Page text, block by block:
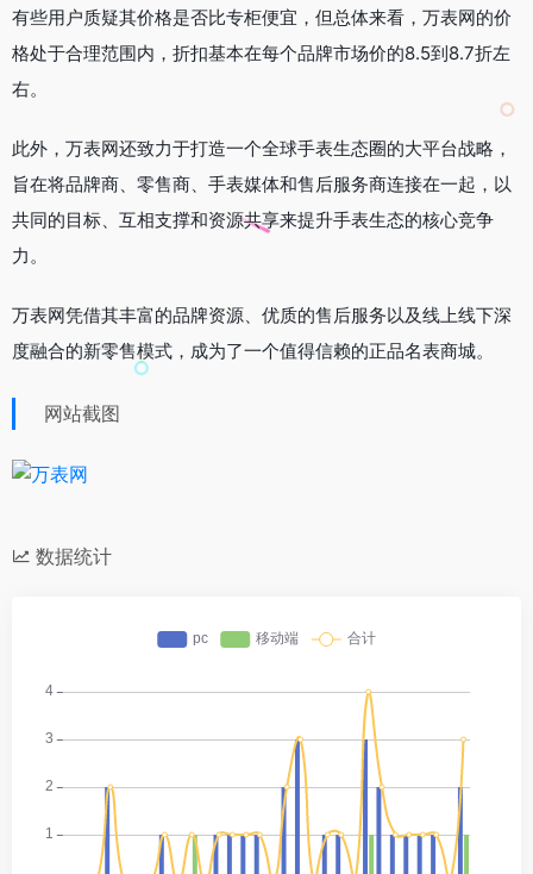
有些用户质疑其价格是否比专柜便宜，但总体来看，万表网的价
格处于合理范围内，折扣基本在每个品牌市场价的8.5到8.7折左
右。
此外，万表网还致力于打造一个全球手表生态圈的大平台战略，
旨在将品牌商、零售商、手表媒体和售后服务商连接在一起，以
共同的目标、互相支撑和资源共享来提升手表生态的核心竞争
力。
万表网凭借其丰富的品牌资源、优质的售后服务以及线上线下深
度融合的新零售模式，成为了一个值得信赖的正品名表商城。
网站截图
数据统计